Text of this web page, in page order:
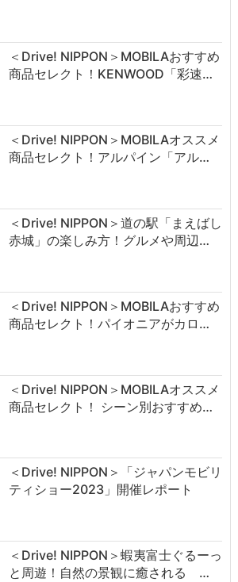
＜Drive! NIPPON＞MOBILAおすすめ
商品セレクト！KENWOOD「彩速…
＜Drive! NIPPON＞MOBILAオススメ
商品セレクト！アルパイン「アル…
＜Drive! NIPPON＞道の駅「まえばし
赤城」の楽しみ方！グルメや周辺…
＜Drive! NIPPON＞MOBILAおすすめ
商品セレクト！パイオニアがカロ…
＜Drive! NIPPON＞MOBILAオススメ
商品セレクト！ シーン別おすすめ…
＜Drive! NIPPON＞「ジャパンモビリ
ティショー2023」開催レポート
＜Drive! NIPPON＞蝦夷富士ぐるーっ
と周遊！自然の景観に癒される …